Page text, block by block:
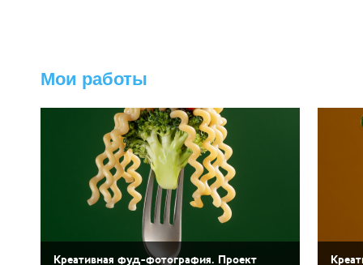
Мои работы
Креативная фуд-фотография. Проект